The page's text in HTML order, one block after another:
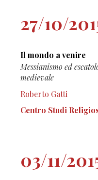
27/10/
Il mondo a venire
Messianismo ed
medievale
Roberto Gatti
Centro Studi
03/11/